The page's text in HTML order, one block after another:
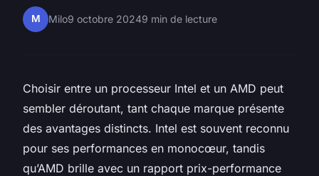
M Milo9 octobre 20249 min de lecture
Choisir entre un processeur Intel et un AMD peut
sembler déroutant, tant chaque marque présente
des avantages distincts. Intel est souvent reconnu
pour ses performances en monocœur, tandis
qu’AMD brille avec un rapport prix-performance